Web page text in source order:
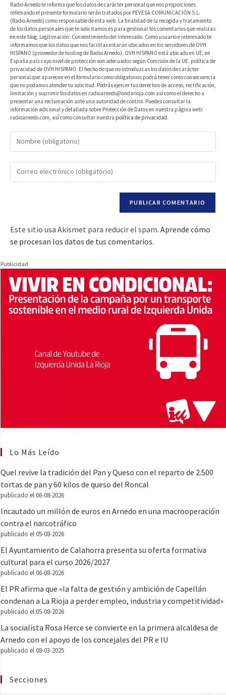
Radio Arnedo te informa que los datos de carácter personal que nos proporciones
rellenando el presente formulario serán tratados por PEVESA COMUNICACIÓN S.L.
(Radio Arnedo) como responsable de esta web. La finalidad de la recogida y tratamiento
de los datos personales que te solicitamos es para gestionar los comentarios que realizas
en este blog. Legitimación: Consentimiento del interesado. Como usuario e interesado te
informamos que los datos que nos facilitas estarán ubicados en los servidores de OVH
HISPANO (proveedor de hosting de Radio Arnedo). OVH HISPANO está ubicado en UE, en
España país cuyo nivel de protección son adecuados según Comisión de la UE. política de
privacidad de OVH HISPANO. El hecho de que no introduzcas los datos de carácter
personal que aparecen en el formulario como obligatorios podrá tener como consecuencia
que no podamos atender tu solicitud. Podrás ejercer tus derechos de acceso, rectificación,
limitación y suprimir los datos en radioarnedo@ondarioja.com así como el derecho a
presentar una reclamación ante una autoridad de control. Puedes consultar la
información adicional y detallada sobre Protección de Datos en nuestra página web:
radioarnedo.com, así como consultar nuestra política de privacidad.
Este sitio usa Akismet para reducir el spam. Aprende cómo
se procesan los datos de tus comentarios.
Publicidad
Lo Más Leído
Quel revive la tradición del Pan y Queso con el reparto de 2.500
tortas de pan y 60 kilos de queso del Roncal
publicado el 06-08-2026
Incautado un millón de euros en Arnedo en una macrooperación
contra el narcotráfico
publicado el 05-08-2026
El Ayuntamiento de Calahorra presenta su oferta formativa
cultural para el curso 2026/2027
publicado el 06-08-2026
El PR afirma que «la falta de gestión y ambición de Capellán
condenan a La Rioja a perder empleo, industria y competitividad»
publicado el 05-08-2026
La socialista Rosa Herce se convierte en la primera alcaldesa de
Arnedo con el apoyo de los concejales del PR e IU
publicado el 08-03-2025
Secciones